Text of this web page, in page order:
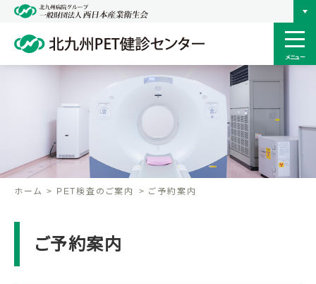
メニュー
ホーム PET検査のご案内 ご予約案内
ご予約案内